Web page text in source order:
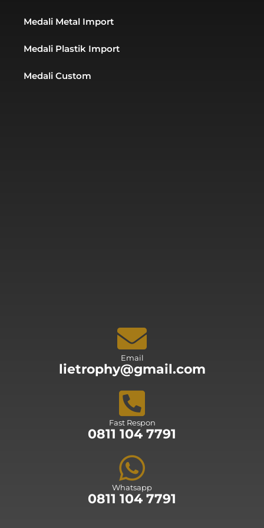
Medali Metal Import
Medali Plastik Import
Medali Custom
Email
lietrophy@gmail.com
Fast Respon
0811 104 7791
Whatsapp
0811 104 7791